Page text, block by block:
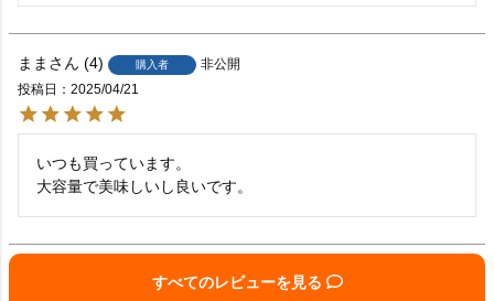
まま 4 購入者
非公開
投稿日
2025/04/21
いつも買っています。
大容量で美味しいし良いです。
すべてのレビューを見る